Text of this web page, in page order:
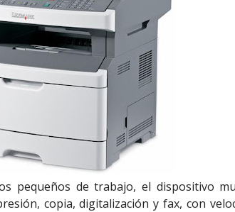
pequeños de trabajo, el dispositivo
copia, digitalización y fax, con